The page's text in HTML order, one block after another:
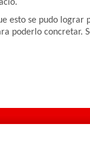
esto se pudo
poderlo concretar.